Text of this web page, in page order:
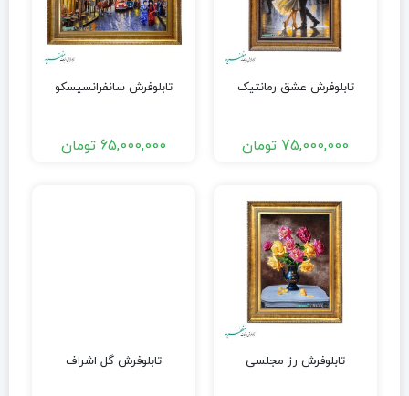
تابلوفرش عشق رمانتیک
75,000,000 تومان
تابلوفرش سانفرانسیسکو
65,000,000 تومان
تابلوفرش رز مجلسی تابلوفرش گل اشراف